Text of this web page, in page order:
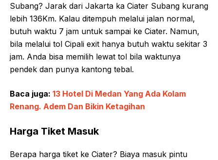
Subang? Jarak dari Jakarta ka Ciater Subang kurang
lebih 136Km. Kalau ditempuh melalui jalan normal,
butuh waktu 7 jam untuk sampai ke Ciater. Namun,
bila melalui tol Cipali exit hanya butuh waktu sekitar 3
jam. Anda bisa memilih lewat tol bila waktunya
pendek dan punya kantong tebal.
Baca juga: 13 Hotel Di Medan Yang Ada Kolam
Renang. Adem Dan Bikin Ketagihan
Harga Tiket Masuk
Berapa harga tiket ke Ciater? Biaya masuk pintu